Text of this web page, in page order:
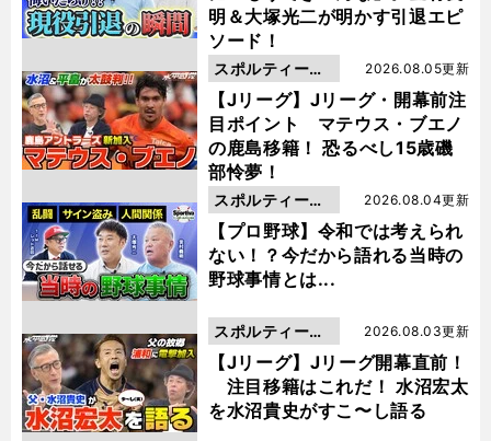
明＆大塚光二が明かす引退エピ
ソード！
【Jリーグ】Jリーグ・開幕前注
目ポイント マテウス・ブエノ
の鹿島移籍！ 恐るべし15歳磯
部怜夢！
2026.08.05更新
スポルティーバ
動画
【プロ野球】令和では考えられ
ない！？今だから語れる当時の
野球事情とは...
2026.08.04更新
スポルティーバ
動画
【Jリーグ】Jリーグ開幕直前！
注目移籍はこれだ！ 水沼宏太
を水沼貴史がすこ〜し語る
2026.08.03更新
スポルティーバ
動画